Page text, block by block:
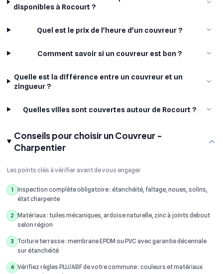
disponibles à Rocourt ?
Quel est le prix de l'heure d'un couvreur ?
Comment savoir si un couvreur est bon ?
Quelle est la différence entre un couvreur et un
zingueur ?
Quelles villes sont couvertes autour de Rocourt ?
Conseils pour choisir un Couvreur -
Charpentier
Les points clés à vérifier avant de vous engager
1
Inspection complète obligatoire : étanchéité, faîtage, noues, solins,
état charpente
2
Matériaux : tuiles mécaniques, ardoise naturelle, zinc à joints debout
selon région
3
Toiture terrasse : membrane EPDM ou PVC avec garantie décennale
sur étanchéité
4 Vérifiez règles PLU/ABF de votre commune : couleurs et matériaux